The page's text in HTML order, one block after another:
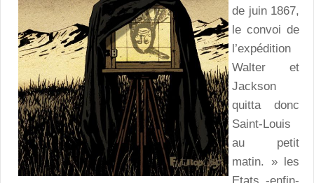
de juin 1867,
le convoi de
l’expédition
Walter et
Jackson
quitta donc
Saint-Louis
au petit
matin. » les